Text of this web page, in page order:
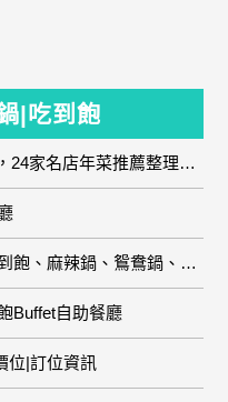
|吃到飽
2024年菜預購、年菜宅配外帶，24家名店年菜推薦整理，圍爐輕鬆上菜團圓趣
台中火鍋推薦|精選台中火鍋吃到飽、麻辣鍋、鴛鴦鍋、石頭火鍋、酸菜白肉鍋、海鮮鍋、燒酒雞、麻油雞、壽喜燒等熱門人氣火鍋店!
Buffet自助餐廳
位|訂位資訊